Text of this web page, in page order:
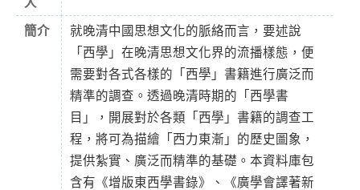
人
簡介
就晚清中國思想文化的脈絡而言，要述說
「西學」在晚清思想文化界的流播樣態，便
需要對各式各樣的「西學」書籍進行廣泛而
精準的調查。透過晚清時期的「西學書
目」，開展對於各類「西學」書籍的調查工
程，將可為描繪「西力東漸」的歷史圖象，
提供紮實、廣泛而精準的基礎。本資料庫包
含有《增版東西學書錄》、《廣學會譯著新